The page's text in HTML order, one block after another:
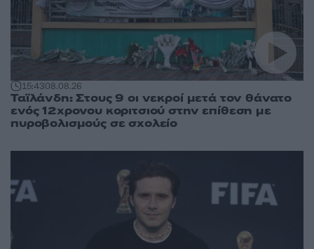
15:4308.08.26
Ταϊλάνδη: Στους 9 οι νεκροί μετά τον θάνατο
ενός 12χρονου κοριτσιού στην επίθεση με
πυροβολισμούς σε σχολείο